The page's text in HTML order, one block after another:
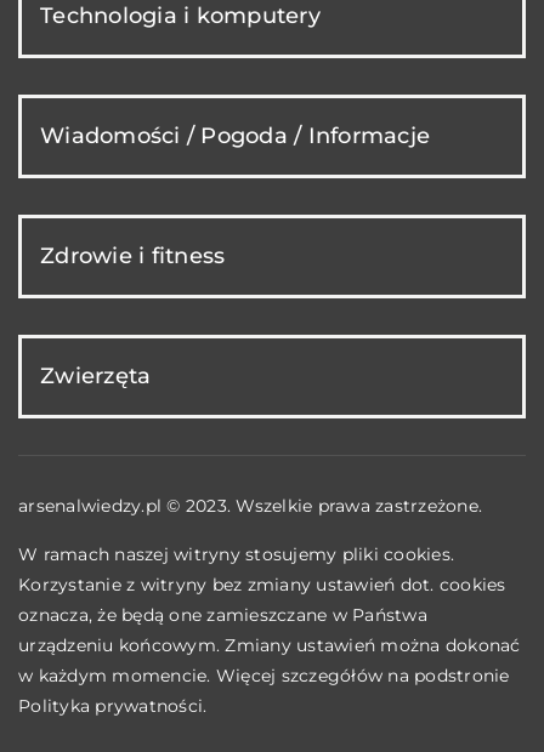
Technologia i komputery
Wiadomości / Pogoda / Informacje
Zdrowie i fitness
Zwierzęta
arsenalwiedzy.pl © 2023. Wszelkie prawa zastrzeżone.
W ramach naszej witryny stosujemy pliki cookies.
Korzystanie z witryny bez zmiany ustawień dot. cookies
oznacza, że będą one zamieszczane w Państwa
urządzeniu końcowym. Zmiany ustawień można dokonać
w każdym momencie. Więcej szczegółów na podstronie
Polityka prywatności.